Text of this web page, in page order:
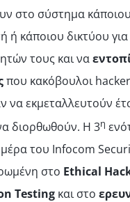
στο σύστημα
ή κάποιου δικτύου
τους και να
που κακόβουλοι
να εκμεταλλευτούν
διορθωθούν. Η 3η
του Infocom
στο Ethical
Testing και στο